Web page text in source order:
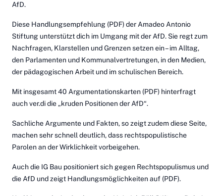
AfD.
Diese Handlungsempfehlung (PDF) der Amadeo Antonio
Stiftung unterstützt dich im Umgang mit der AfD. Sie regt zum
Nachfragen, Klarstellen und Grenzen setzen ein – im Alltag,
den Parlamenten und Kommunalvertretungen, in den Medien,
der pädagogischen Arbeit und im schulischen Bereich.
Mit insgesamt40 Argumentationskarten (PDF) hinterfragt
auch ver.di die „kruden Positionen der AfD“.
Sachliche Argumente und Fakten, so zeigt zudemdiese Seite,
machen sehr schnell deutlich, dass rechtspopulistische
Parolen an der Wirklichkeit vorbeigehen.
Auch die IG Bau positioniert sich gegen Rechtspopulismus und
die AfD und zeigt Handlungsmöglichkeitenauf (PDF).